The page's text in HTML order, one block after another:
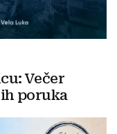
Večer
poruka